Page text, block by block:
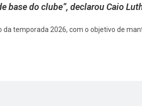
base do clube”, declarou Caio
temporada 2026, com o objetivo de